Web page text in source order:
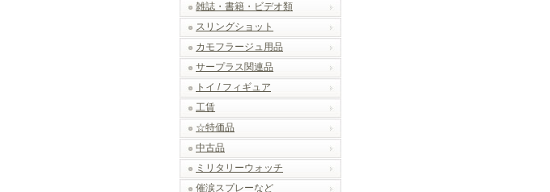
雑誌・書籍・ビデオ類
スリングショット
カモフラージュ用品
サープラス関連品
トイ / フィギュア
工賃
☆特価品
中古品
ミリタリーウォッチ
催涙スプレーなど